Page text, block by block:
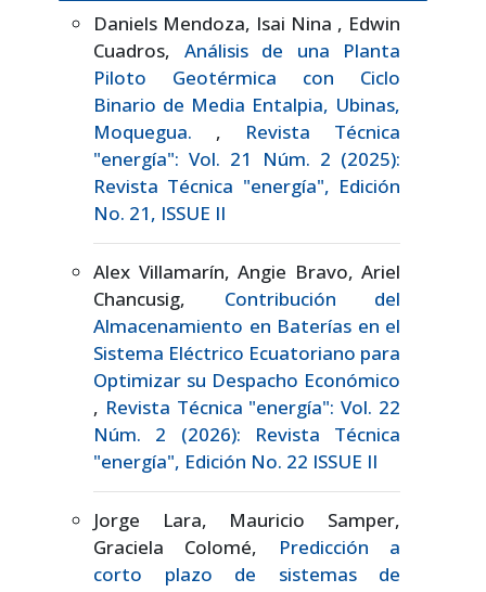
Daniels Mendoza, Isai Nina , Edwin
Cuadros, Análisis de una Planta
Piloto Geotérmica con Ciclo
Binario de Media Entalpia, Ubinas,
Moquegua. , Revista Técnica
"energía": Vol. 21 Núm. 2 (2025):
Revista Técnica "energía", Edición
No. 21, ISSUE II
Alex Villamarín, Angie Bravo, Ariel
Chancusig, Contribución del
Almacenamiento en Baterías en el
Sistema Eléctrico Ecuatoriano para
Optimizar su Despacho Económico
, Revista Técnica "energía": Vol. 22
Núm. 2 (2026): Revista Técnica
"energía", Edición No. 22 ISSUE II
Jorge Lara, Mauricio Samper,
Graciela Colomé,
Predicción a
corto plazo de sistemas de